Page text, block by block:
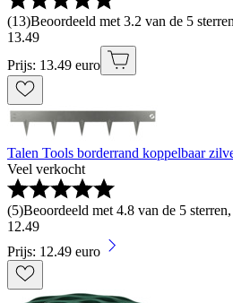
(13)Beoordeeld met 3.2 van de 5
13.49
Prijs: 13.49 euro
Talen Tools borderrand koppelbaar
Veel verkocht
(5)Beoordeeld met 4.8 van de 5
12.49
Prijs: 12.49 euro